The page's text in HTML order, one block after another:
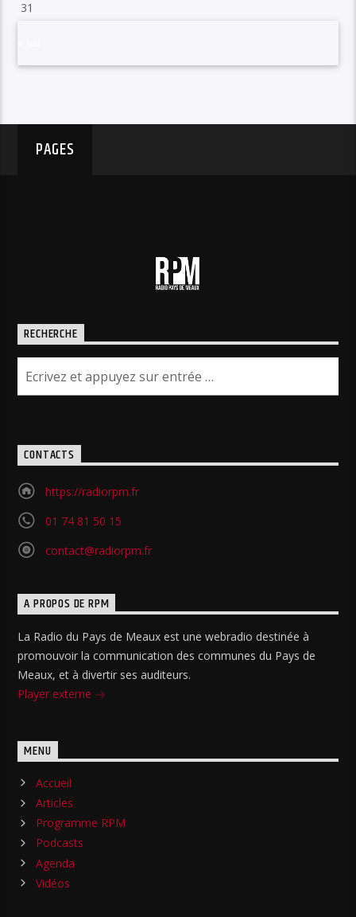
31
PAGES
RECHERCHE
CONTACTS
https://radiorpm.fr
01 74 81 50 15
contact@radiorpm.fr
A PROPOS DE RPM
La Radio du Pays de Meaux est une webradio destinée à
promouvoir la communication des communes du Pays de
Meaux, et à divertir ses auditeurs.
Player externe
MENU
Accueil
Articles
Programme RPM
Podcasts
Agenda
Vidéos